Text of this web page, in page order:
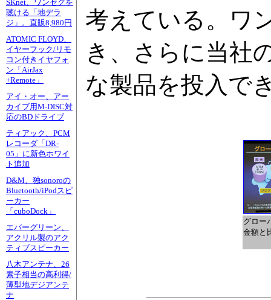
SKnet、ワンセグを
聴ける「地デラ
ジ」。直販8,980円
ATOMIC FLOYD、
イヤーフック/リモ
コン付きイヤフォ
ン「AirJax
+Remote」
アイ・オー、アー
カイブ用M-DISC対
応のBDドライブ
ティアック、PCM
レコーダ「DR-
05」に新色ホワイ
ト追加
D&M、独sonoroの
Bluetooth/iPodスピ
ーカー
「cuboDock」
エバーグリーン、
アクリル製のアク
ティブスピーカー
八木アンテナ、26
素子相当の高利得/
薄型地デジアンテ
ナ
考えている。ワ
き、さらに当社
な製品を投入で
グロー
金額と